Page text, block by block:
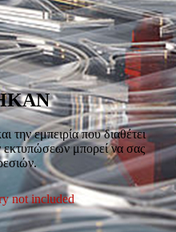
την εμπειρία που διαθέτει
εκτυπώσεων μπορεί να σας
not included